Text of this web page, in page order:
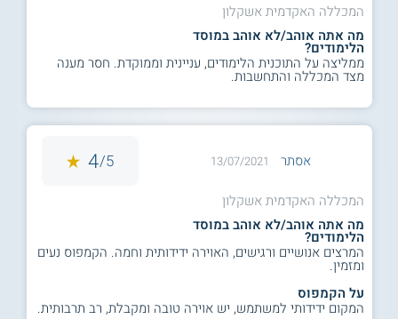
המכללה האקדמית אשקלון
מה אתה אוהב/לא אוהב במוסד
הלימודים?
ממליצה על התוכנית הלימודים, עניינית וממוקדת. חסר מענה
מצד המכללה והתחשבות.
אסתר 13/07/2021
5/
4
המכללה האקדמית אשקלון
מה אתה אוהב/לא אוהב במוסד
הלימודים?
המרצים אנושיים ורגישים, האוירה ידידותית וחמה. הקמפוס נעים
ומזמין.
על הקמפוס
המקום ידידותי למשתמש, יש אוירה טובה ומקבלת, רב תרבותית.